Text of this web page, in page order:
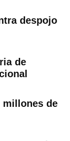
despojo
de
millones de